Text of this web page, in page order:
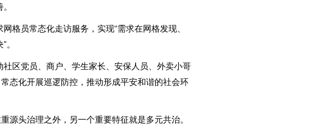
员常态化走访服务，实现“需求在网格发现、
。
区党员、商户、学生家长、安保人员、外卖小哥
态化开展巡逻防控，推动形成平安和谐的社会环
头治理之外，另一个重要特征就是多元共治。